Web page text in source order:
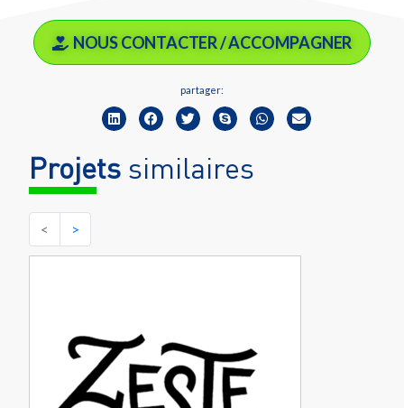
NOUS CONTACTER / ACCOMPAGNER
partager:
Projets similaires
< >